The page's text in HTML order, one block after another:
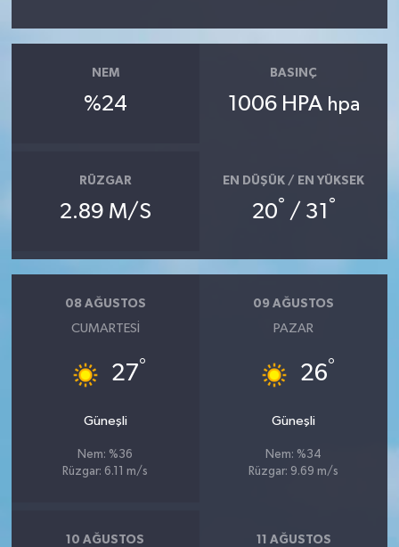
NEM
%24
BASINÇ
1006 HPA hpa
RÜZGAR
2.89 M/S
EN DÜŞÜK / EN YÜKSEK
20° / 31 °
08 AĞUSTOS
CUMARTESI
27°
Güneşli
Nem: %36
Rüzgar: 6.11 m/s
09 AĞUSTOS
PAZAR
26°
Güneşli
Nem: %34
Rüzgar: 9.69 m/s
10 AĞUSTOS 11 AĞUSTOS